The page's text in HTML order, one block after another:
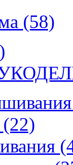
(58)
(22)